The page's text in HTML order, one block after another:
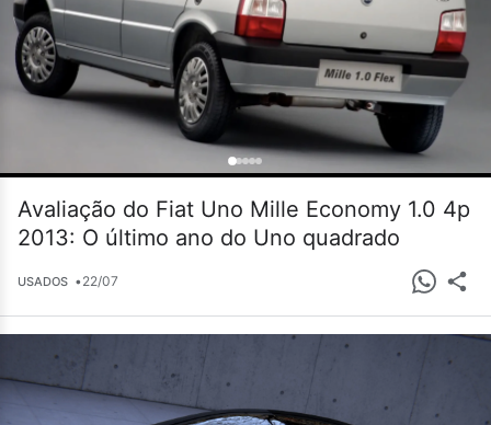
Avaliação do Fiat Uno Mille Economy 1.0 4p
2013: O último ano do Uno quadrado
USADOS •22/07